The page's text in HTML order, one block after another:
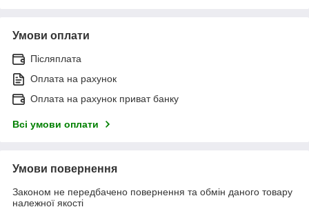
Умови оплати
Післяплата
Оплата на рахунок
Оплата на рахунок приват банку
Всі умови оплати
Умови повернення
Законом не передбачено повернення та обмін даного товару
належної якості